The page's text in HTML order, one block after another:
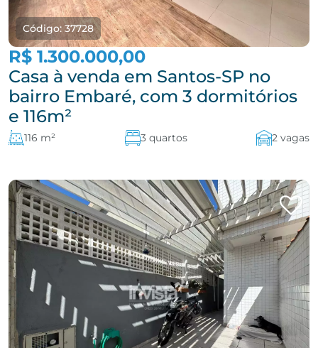
Código: 37728
R$ 1.300.000,00
Casa à venda em Santos-SP no
bairro Embaré, com 3 dormitórios
e 116m²
116 m² 3 quartos 2 vagas